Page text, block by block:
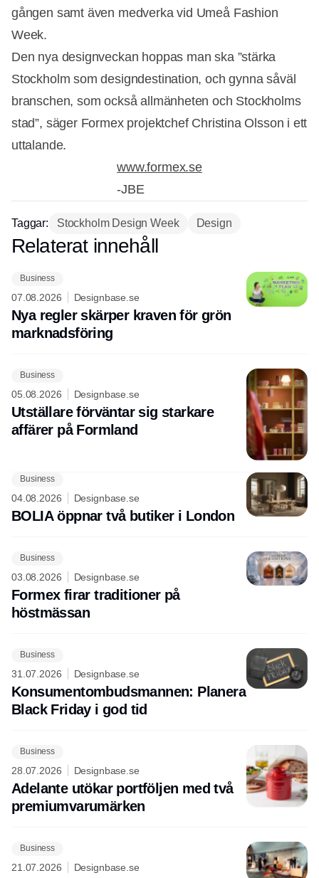
gången samt även medverka vid Umeå Fashion
Week.
Den nya designveckan hoppas man ska ”stärka
Stockholm som designdestination, och gynna såväl
branschen, som också allmänheten och Stockholms
stad”, säger Formex projektchef Christina Olsson i ett
uttalande.
Annons
www.formex.se
-JBE
Taggar: Stockholm Design Week Design
Annons
Relaterat innehåll
Business
07.08.2026 Designbase.se
Nya regler skärper kraven för grön
marknadsföring
Business
05.08.2026 Designbase.se
Utställare förväntar sig starkare
affärer på Formland
Business
04.08.2026 Designbase.se
BOLIA öppnar två butiker i London
Business
03.08.2026 Designbase.se
Formex firar traditioner på
höstmässan
Business
31.07.2026 Designbase.se
Konsumentombudsmannen: Planera
Black Friday i god tid
Business
28.07.2026 Designbase.se
Adelante utökar portföljen med två
premiumvarumärken
Business
21.07.2026 Designbase.se